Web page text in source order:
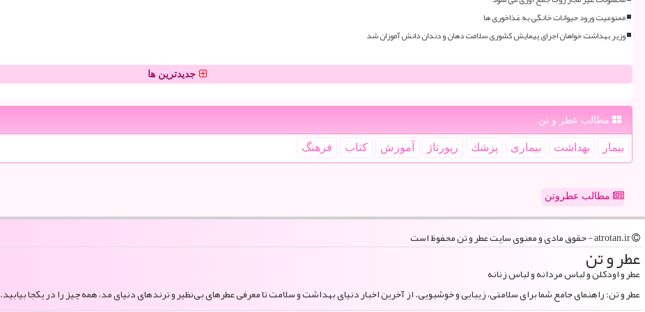
ممنوعیت ورود حیوانات خانگی به غذاخوری ها
وزیر بهداشت خواهان اجرای پیمایش کشوری سلامت دهان و دندان دانش آموزان شد
جدیدترین ها
مطالب عطر و تن
بیمار بهداشت بیماری پزشك رپورتاژ آموزش كتاب فرهنگ
مطالب عطروتن
عطر و تن
عطر و اودکلن و لباس مردانه و لباس زنانه
عطر و تن: راهنمای جامع شما برای سلامتی، زیبایی و خوشبویی. از آخرین اخبار دنیای بهداشت و سلامت تا معرفی عطرهای بی‌نظیر و ترندهای دنیای مد، همه چیز را در یکجا بیابید.